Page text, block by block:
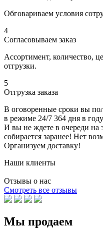
Обговариваем условия
4
Согласовываем заказ
Ассортимент, количество,
отгрузки.
5
Отгрузка заказа
В оговоренные сроки вы
в режиме 24/7 364 дня в
И вы не ждете в очереди на
собирается заранее! Нет
Организуем доставку!
Наши клиенты
Отзывы о нас
Смотреть все отзывы
Мы продаем